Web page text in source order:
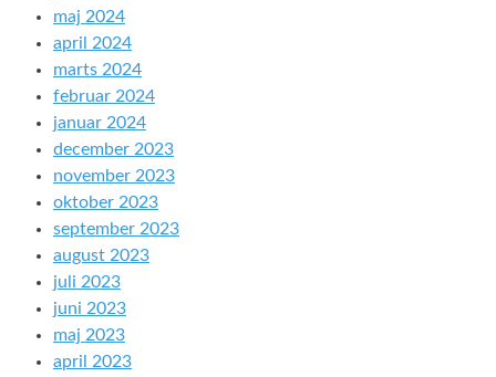
maj 2024
april 2024
marts 2024
februar 2024
januar 2024
december 2023
november 2023
oktober 2023
september 2023
august 2023
juli 2023
juni 2023
maj 2023
april 2023